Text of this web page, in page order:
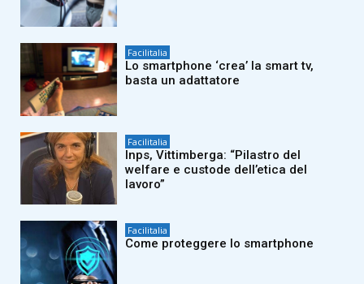
Facilitalia
Lo smartphone ‘crea’ la smart tv,
basta un adattatore
Facilitalia
Inps, Vittimberga: “Pilastro del
welfare e custode dell’etica del
lavoro”
Facilitalia
Come proteggere lo smartphone